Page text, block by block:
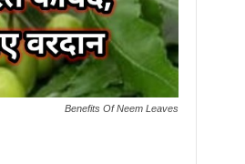
Benefits Of Neem Leaves